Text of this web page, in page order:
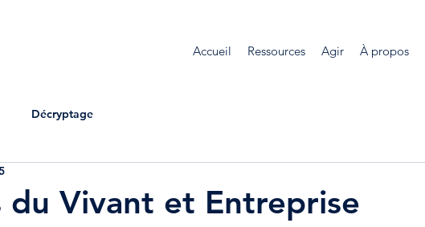
Accueil Ressources Agir À propos
Décryptage
du Vivant et Entreprise